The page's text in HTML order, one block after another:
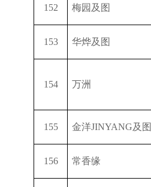
152 梅园及图
153 华烨及图
154 万洲
155 金洋JINYANG及
156 常香缘